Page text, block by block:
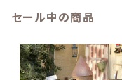
セール中の商品